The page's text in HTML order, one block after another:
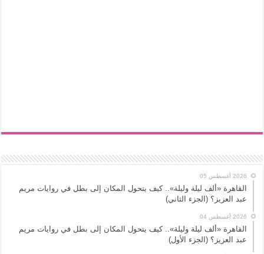
2026 أغسطس 05
القاهرة «ألف ليلة وليلة».. كيف يتحول المكان إلى بطل في روايات مريم
عبد العزيز؟ (الجزء الثاني)
2026 أغسطس 04
القاهرة «ألف ليلة وليلة».. كيف يتحول المكان إلى بطل في روايات مريم
عبد العزيز؟ (الجزء الأول)